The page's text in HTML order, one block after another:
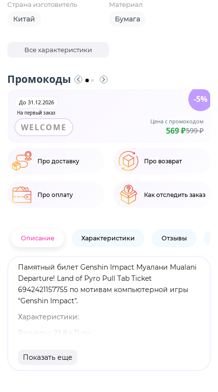
Страна изготовитель
Китай
Материал
Бумага
Все характеристики
Промокоды
На первый заказ
До 31.12.2026
WELCOME
Цена с промокодом
569 ₽599 ₽
-5%
Про доставку Про возврат
Про оплату Как отследить заказ
Описание Характеристики Отзывы
Памятный билет Genshin Impact Муалани Mualani
Departure! Land of Pyro Pull Tab Ticket
6942421157755 по мотивам компьютерной игры
"Genshin Impact".
Характеристики:
Размеры: 23,8 х 11 см.
Показать еще